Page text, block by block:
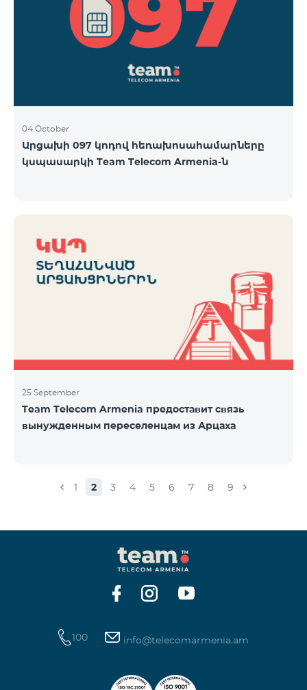
размещенными на сайте www.telecomarmenia.am и
публичной офертой. Абоненты телефонных
номеров с префиксом 097, будут обслуживаться по
04 October
Արցախի 097 կոդով հեռախոսահամարները
կսպասարկի Team Telecom Armenia-ն
25 September
Team Telecom Armenia предоставит связь
вынужденным переселенцам из Арцаха
1 2 3 4 5 6 7 8 9
100 info@telecomarmenia.am